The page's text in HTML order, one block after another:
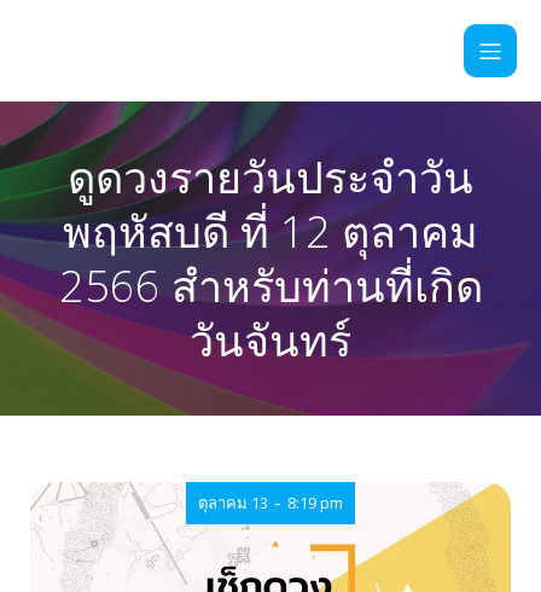
ดูดวงรายวันประจำวัน
พฤหัสบดี ที่ 12 ตุลาคม
2566 สำหรับท่านที่เกิด
วันจันทร์
ตุลาคม 13 - 8:19 pm